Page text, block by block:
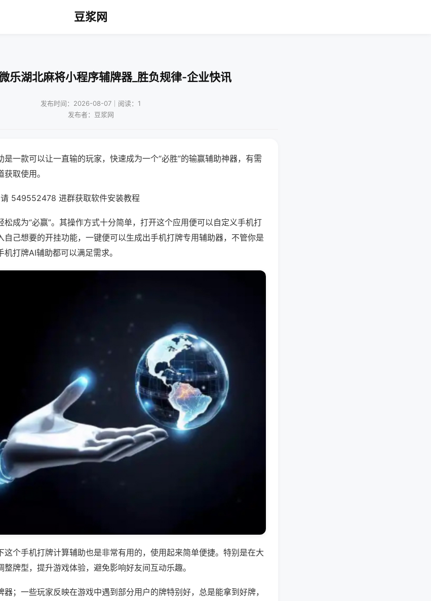
豆浆网
乐湖北麻将小程序辅牌器_胜负规律-企业快讯
发布时间：2026-08-07｜阅读：1
发布者：豆浆网
一款可以让一直输的玩家，快速成为一个“必胜”的输赢辅助神器，有需
取使用。
549552478 进群获取软件安装教程
松成为“必赢”。其操作方式十分简单，打开这个应用便可以自定义手机打
自己想要的开挂功能，一键便可以生成出手机打牌专用辅助器，不管你是
打牌AI辅助都可以满足需求。
这个手机打牌计算辅助也是非常有用的，使用起来简单便捷。特别是在大
牌型，提升游戏体验，避免影响好友间互动乐趣。
；一些玩家反映在游戏中遇到部分用户的牌特别好，总是能拿到好牌，